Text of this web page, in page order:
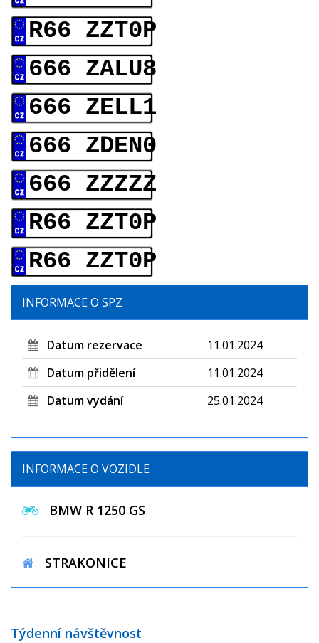
R66 ZZT0P
666 ZALU8
666 ZELL1
666 ZDEN0
666 ZZZZZ
R66 ZZT0P
R66 ZZT0P
INFORMACE O SPZ
Datum rezervace
11.01.2024
Datum přidělení
11.01.2024
Datum vydání
25.01.2024
INFORMACE O VOZIDLE
BMW R 1250 GS
STRAKONICE
Týdenní návštěvnost